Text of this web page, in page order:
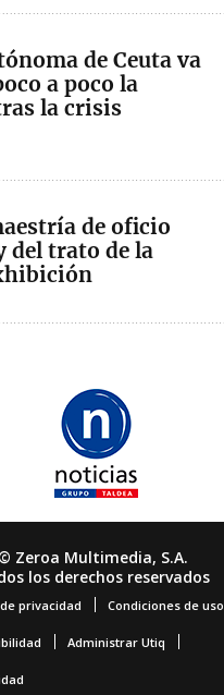
de Ceuta va
a poco la
la crisis
de oficio
del trato de la
© Zeroa Multimedia, S.A.
los derechos reservados
privacidad Condiciones de uso
Administrar Utiq